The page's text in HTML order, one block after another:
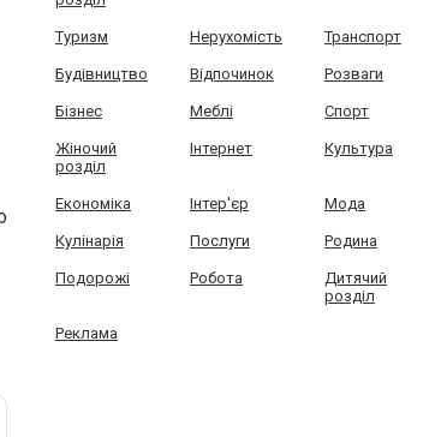
Туризм Нерухомість Транспорт
Будівництво Відпочинок Розваги
Бізнес Меблі Спорт
Жіночий
розділ
Інтернет Культура
Економіка Інтер'єр Мода
Кулінарія Послуги Родина
Подорожі Робота
Дитячий
розділ
Реклама